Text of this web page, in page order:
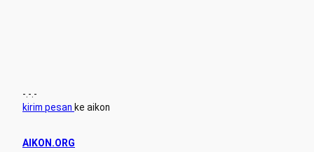
-.-.-
kirim pesan ke aikon
AIKON.ORG